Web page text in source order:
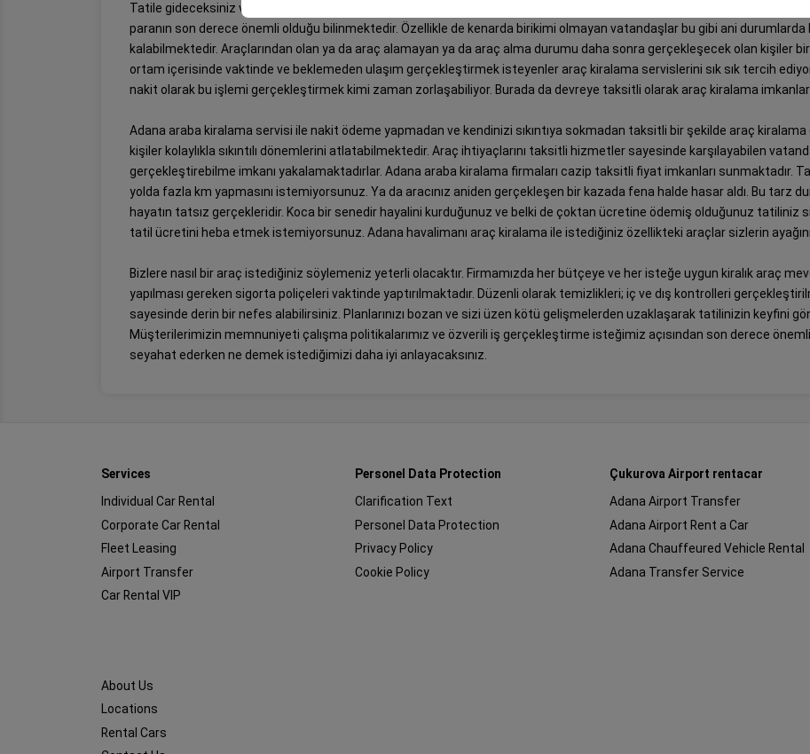
Tatile gideceksiniz ve çok fazla masraf mı yaptınız? Ya da aracınız ani ve beklenmedik bir şekilde bir kazaya mı karıştı?
paranın son derece önemli olduğu bilinmektedir. Özellikle de kenarda birikimi olmayan vatandaşlar bu gibi ani durumlarda
kalabilmektedir. Araçlarından olan ya da araç alamayan ya da araç alma durumu daha sonra gerçekleşecek olan kişiler
ortam içerisinde vaktinde ve beklemeden ulaşım gerçekleştirmek isteyenler araç kiralama servislerini sık sık tercih
nakit olarak bu işlemi gerçekleştirmek kimi zaman zorlaşabiliyor. Burada da devreye taksitli olarak araç kiralama
Adana araba kiralama servisi ile nakit ödeme yapmadan ve kendinizi sıkıntıya sokmadan taksitli bir şekilde araç
kişiler kolaylıkla sıkıntılı dönemlerini atlatabilmektedir. Araç ihtiyaçlarını taksitli hizmetler sayesinde karşılayabilen
gerçekleştirebilme imkanı yakalamaktadırlar. Adana araba kiralama firmaları cazip taksitli fiyat imkanları sunmaktadır.
yolda fazla km yapmasını istemiyorsunuz. Ya da aracınız aniden gerçekleşen bir kazada fena halde hasar aldı. Bu tarz
hayatın tatsız gerçekleridir. Koca bir senedir hayalini kurduğunuz ve belki de çoktan ücretine ödemiş olduğunuz tatiliniz
tatil ücretini heba etmek istemiyorsunuz. Adana havalimanı araç kiralama ile istediğiniz özellikteki araçlar sizlerin
Bizlere nasıl bir araç istediğiniz söylemeniz yeterli olacaktır. Firmamızda her bütçeye ve her isteğe uygun kiralık araç
yapılması gereken sigorta poliçeleri vaktinde yaptırılmaktadır. Düzenli olarak temizlikleri; iç ve dış kontrolleri
sayesinde derin bir nefes alabilirsiniz. Planlarınızı bozan ve sizi üzen kötü gelişmelerden uzaklaşarak tatilinizin keyfini
Müşterilerimizin memnuniyeti çalışma politikalarımız ve özverili iş gerçekleştirme isteğimiz açısından son derece
seyahat ederken ne demek istediğimizi daha iyi anlayacaksınız.
Services
Individual Car Rental
Corporate Car Rental
Fleet Leasing
Airport Transfer
Car Rental VIP
Personel Data Protection
Clarification Text
Personel Data Protection
Privacy Policy
Cookie Policy
Çukurova Airport rentacar
Adana Airport Transfer
Adana Airport Rent a Car
Adana Chauffeured Vehicle Rental
Adana Transfer Service
About Us
Locations
Rental Cars